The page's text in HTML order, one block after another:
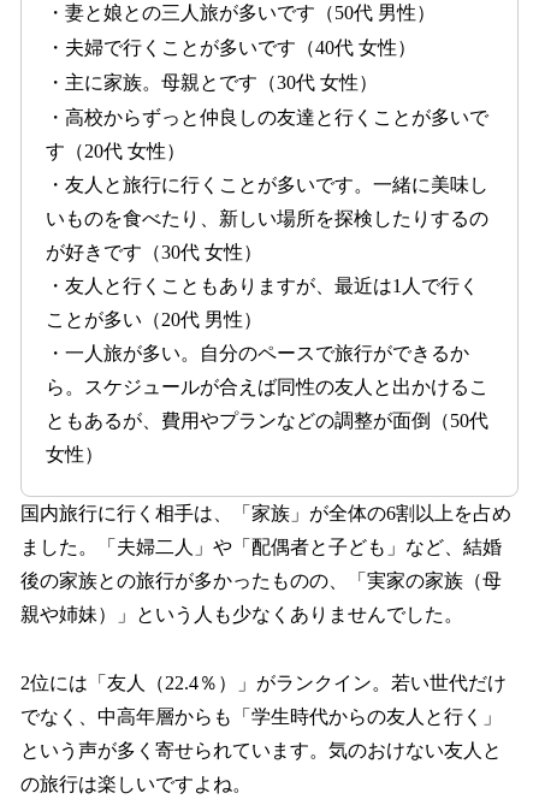
・妻と娘との三人旅が多いです（50代 男性）
・夫婦で行くことが多いです（40代 女性）
・主に家族。母親とです（30代 女性）
・高校からずっと仲良しの友達と行くことが多いで
す（20代 女性）
・友人と旅行に行くことが多いです。一緒に美味し
いものを食べたり、新しい場所を探検したりするの
が好きです（30代 女性）
・友人と行くこともありますが、最近は1人で行く
ことが多い（20代 男性）
・一人旅が多い。自分のペースで旅行ができるか
ら。スケジュールが合えば同性の友人と出かけるこ
ともあるが、費用やプランなどの調整が面倒（50代
女性）
国内旅行に行く相手は、「家族」が全体の6割以上を占め
ました。「夫婦二人」や「配偶者と子ども」など、結婚
後の家族との旅行が多かったものの、「実家の家族（母
親や姉妹）」という人も少なくありませんでした。
2位には「友人（22.4％）」がランクイン。若い世代だけ
でなく、中高年層からも「学生時代からの友人と行く」
という声が多く寄せられています。気のおけない友人と
の旅行は楽しいですよね。